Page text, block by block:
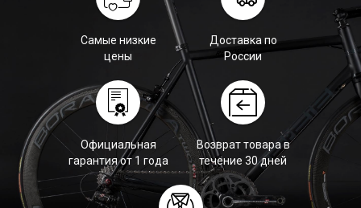
Самые низкие
цены
Доставка по
России
Официальная
гарантия от 1 года
Возврат товара в
течение 30 дней